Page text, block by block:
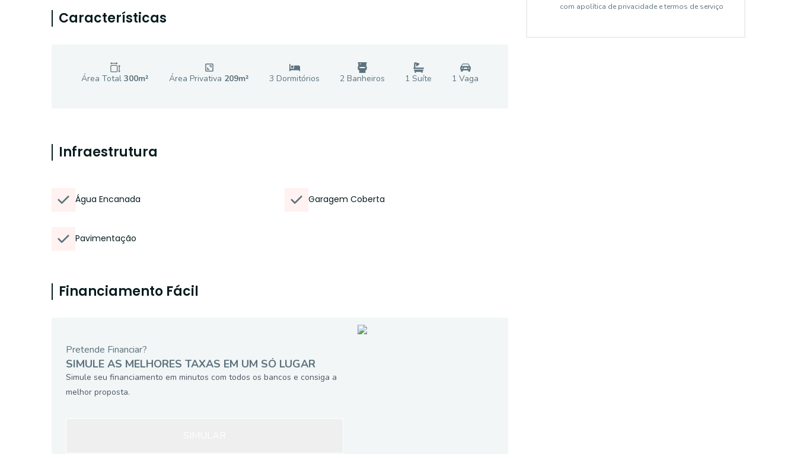
Características
Área Total 300m² Área Privativa 209m² 3 Dormitórios 2 Banheiros 1 Suíte 1 Vaga
Infraestrutura
Água Encanada Garagem Coberta
Pavimentação
Financiamento Fácil
Pretende Financiar?
SIMULE AS MELHORES TAXAS EM UM SÓ LUGAR
Simule seu financiamento em minutos com todos os bancos e consiga a
melhor proposta.
com apolítica de privacidade e termos de serviço